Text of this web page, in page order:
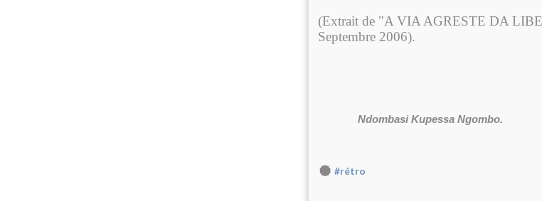
(Extrait de "A VIA AGRESTE DA
Septembre 2006).
Ndombasi Kupessa Ngombo.
#rétro